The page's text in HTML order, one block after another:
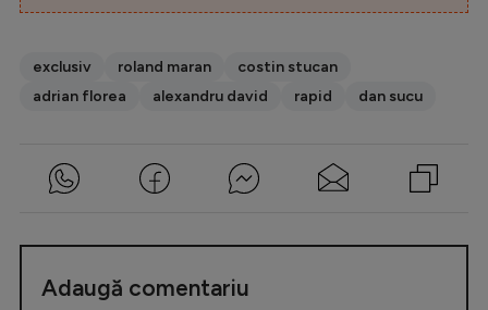
exclusiv roland maran
costin stucan
adrian florea
alexandru david rapid dan sucu
Adaugă comentariu